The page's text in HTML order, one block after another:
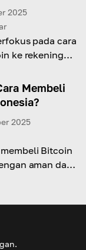
2025
pada cara
ke rekening
Membeli
2025
Bitcoin
aman dan